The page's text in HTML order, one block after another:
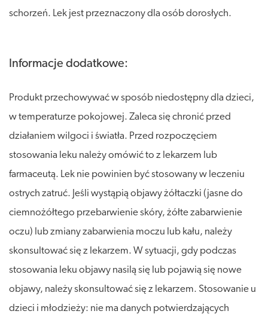
schorzeń. Lek jest przeznaczony dla osób dorosłych.
Informacje dodatkowe:
Produkt przechowywać w sposób niedostępny dla dzieci,
w temperaturze pokojowej. Zaleca się chronić przed
działaniem wilgoci i światła. Przed rozpoczęciem
stosowania leku należy omówić to z lekarzem lub
farmaceutą. Lek nie powinien być stosowany w leczeniu
ostrych zatruć. Jeśli wystąpią objawy żółtaczki (jasne do
ciemnożółtego przebarwienie skóry, żółte zabarwienie
oczu) lub zmiany zabarwienia moczu lub kału, należy
skonsultować się z lekarzem. W sytuacji, gdy podczas
stosowania leku objawy nasilą się lub pojawią się nowe
objawy, należy skonsultować się z lekarzem. Stosowanie u
dzieci i młodzieży: nie ma danych potwierdzających